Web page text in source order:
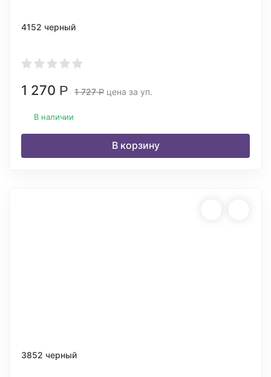
4152 черный
1 270 Р 1 727Р цена за уп.
В наличии
В корзину
3852 черный